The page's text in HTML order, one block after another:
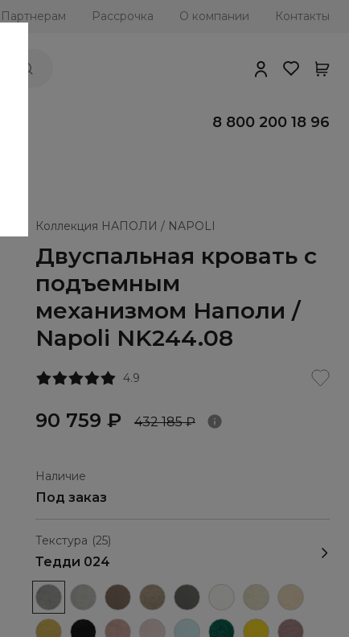
Партнерам Рассрочка О компании Контакты
8 800 200 18 96
Коллекция НАПОЛИ / NAPOLI
Двуспальная кровать с
подъемным
механизмом Наполи /
Napoli NK244.08
4.9
90 759 ₽ 432 185 ₽
Наличие
Под заказ
Текстура (25)
Тедди 024